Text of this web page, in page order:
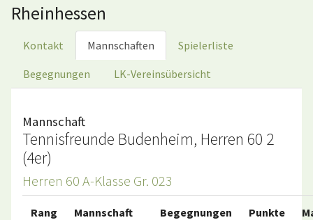
Rheinhessen
Kontakt Mannschaften Spielerliste
Begegnungen LK-Vereinsübersicht
Mannschaft
Tennisfreunde Budenheim, Herren 60 2
(4er)
Herren 60 A-Klasse Gr. 023
Rang Mannschaft Begegnungen Punkte